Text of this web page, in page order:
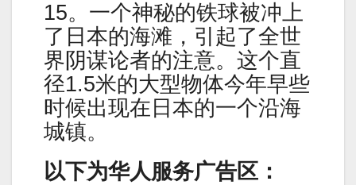
15。一个神秘的铁球被冲上
了日本的海滩，引起了全世
界阴谋论者的注意。这个直
径1.5米的大型物体今年早些
时候出现在日本的一个沿海
城镇。
以下为华人服务广告区：